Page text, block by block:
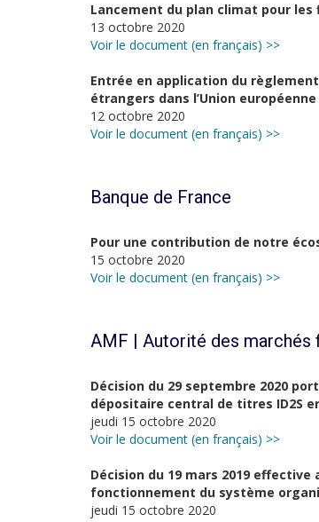
Lancement du plan climat pour
13 octobre 2020
Voir le document (en français) >>
Entrée en application du
étrangers dans l’Union européenne
12 octobre 2020
Voir le document (en français) >>
Banque de France
Pour une contribution de notre
15 octobre 2020
Voir le document (en français) >>
AMF | Autorité des marchés
Décision du 29 septembre 2020
dépositaire central de titres ID2S
jeudi 15 octobre 2020
Voir le document (en français) >>
Décision du 19 mars 2019
fonctionnement du système
jeudi 15 octobre 2020